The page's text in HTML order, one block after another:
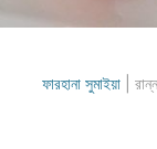
ফারহানা সুমাইয়া |